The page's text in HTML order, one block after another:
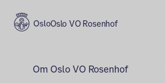
Oslo VO Rosenhof
Om Oslo VO Rosenhof